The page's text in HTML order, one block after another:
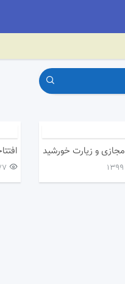
و زیارت خورشید